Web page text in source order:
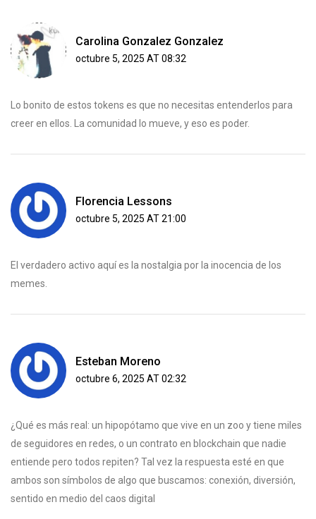
Carolina Gonzalez Gonzalez
octubre 5, 2025 AT 08:32
Lo bonito de estos tokens es que no necesitas entenderlos para
creer en ellos. La comunidad lo mueve, y eso es poder.
Florencia Lessons
octubre 5, 2025 AT 21:00
El verdadero activo aquí es la nostalgia por la inocencia de los
memes.
Esteban Moreno
octubre 6, 2025 AT 02:32
¿Qué es más real: un hipopótamo que vive en un zoo y tiene miles
de seguidores en redes, o un contrato en blockchain que nadie
entiende pero todos repiten? Tal vez la respuesta esté en que
ambos son símbolos de algo que buscamos: conexión, diversión,
sentido en medio del caos digital